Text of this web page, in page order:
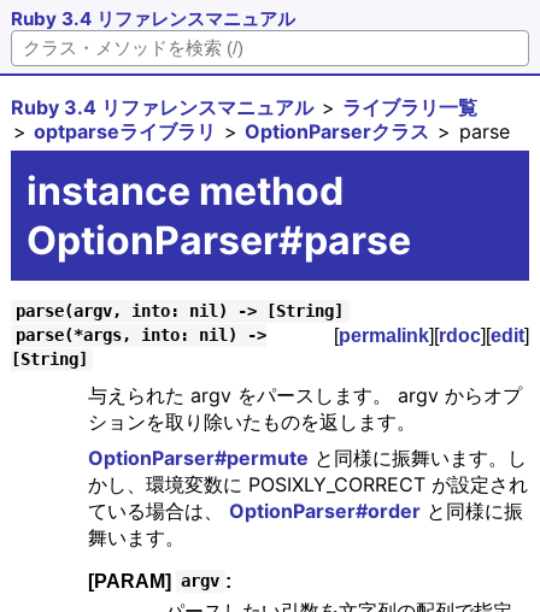
Ruby 3.4 リファレンスマニュアル
Ruby 3.4 リファレンスマニュアル
ライブラリ一覧
optparseライブラリ
OptionParserクラス parse
instance method
OptionParser#parse
parse(argv, into: nil) -> [String]
[permalink][rdoc][edit]
parse(*args, into: nil) ->
[String]
与えられた argv をパースします。 argv からオプ
ションを取り除いたものを返します。
OptionParser#permute と同様に振舞います。し
かし、環境変数に POSIXLY_CORRECT が設定され
ている場合は、 OptionParser#orderと同様に振
舞います。
[PARAM] argv :